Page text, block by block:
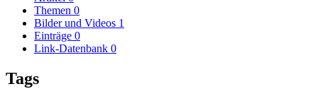
Themen 0
Bilder und Videos 1
Einträge 0
Link-Datenbank 0
Tags